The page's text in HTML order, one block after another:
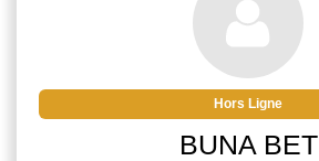
Hors Ligne
BUNA BET